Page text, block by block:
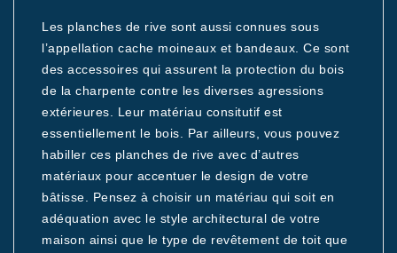
Les planches de rive sont aussi connues sous
l’appellation cache moineaux et bandeaux. Ce sont
des accessoires qui assurent la protection du bois
de la charpente contre les diverses agressions
extérieures. Leur matériau consitutif est
essentiellement le bois. Par ailleurs, vous pouvez
habiller ces planches de rive avec d’autres
matériaux pour accentuer le design de votre
bâtisse. Pensez à choisir un matériau qui soit en
adéquation avec le style architectural de votre
maison ainsi que le type de revêtement de toit que